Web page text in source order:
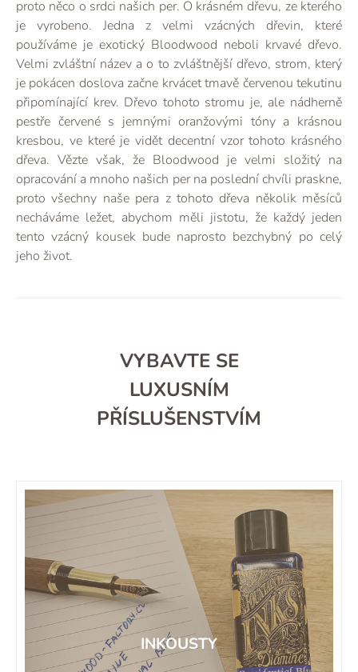
proto něco o srdci našich per. O krásném dřevu, ze kterého
je vyrobeno. Jedna z velmi vzácných dřevin, které
používáme je exotický Bloodwood neboli krvavé dřevo.
Velmi zvláštní název a o to zvláštnější dřevo, strom, který
je pokácen doslova začne krvácet tmavě červenou tekutinu
připomínající krev. Dřevo tohoto stromu je, ale nádherně
pestře červené s jemnými oranžovými tóny a krásnou
kresbou, ve které je vidět decentní vzor tohoto krásného
dřeva. Vězte však, že Bloodwood je velmi složitý na
opracování a mnoho našich per na poslední chvíli praskne,
proto všechny naše pera z tohoto dřeva několik měsíců
necháváme ležet, abychom měli jistotu, že každý jeden
tento vzácný kousek bude naprosto bezchybný po celý
jeho život.
VYBAVTE SE
LUXUSNÍM
PŘÍSLUŠENSTVÍM
INKOUSTY